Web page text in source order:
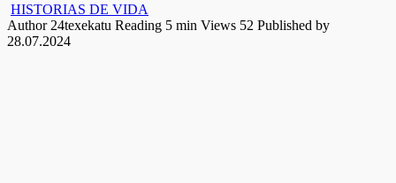
HISTORIAS DE VIDA
Author 24texekatu Reading 5 min Views 52 Published by
28.07.2024